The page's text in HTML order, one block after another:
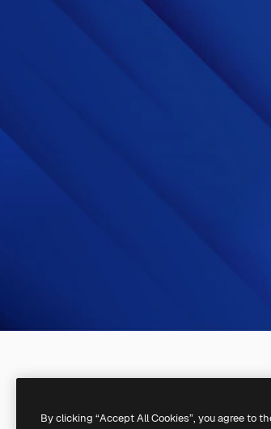
By clicking “Accept All Cookies”, you agree to